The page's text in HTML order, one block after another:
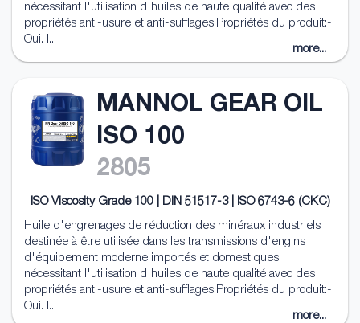
nécessitant l'utilisation d'huiles de haute qualité avec des
propriétés anti-usure et anti-sufflages.Propriétés du produit:-
Oui. I...
more...
MANNOL GEAR OIL
ISO 100
2805
ISO Viscosity Grade 100 | DIN 51517-3 | ISO 6743-6 (CKC)
Huile d'engrenages de réduction des minéraux industriels
destinée à être utilisée dans les transmissions d'engins
d'équipement moderne importés et domestiques
nécessitant l'utilisation d'huiles de haute qualité avec des
propriétés anti-usure et anti-sufflages.Propriétés du produit:-
Oui. I...
more...